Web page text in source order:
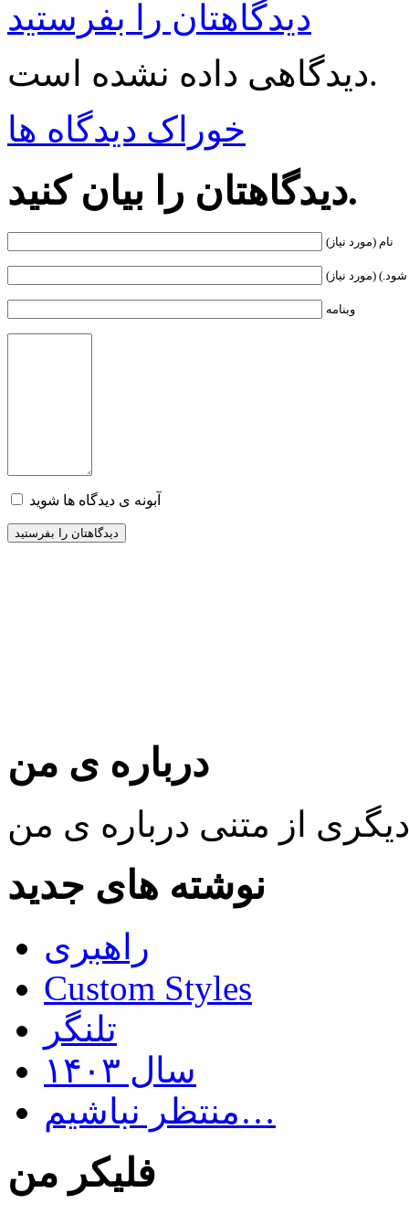
دیدگاهتان را بفرستید
دیدگاهی داده نشده است.
خوراک دیدگاه ها
دیدگاهتان را بیان کنید.
نام (مورد نیاز)
(مورد نیاز)
وبنامه
آبونه ی دیدگاه ها شوید
درباره ی من
نوشته های جدید
راهبری
Custom Styles
تلنگر
سال ۱۴۰۳
منتظر نباشیم…
فلیکر من